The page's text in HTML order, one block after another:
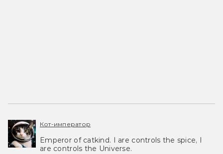
Кот-император
Emperor of catkind. I are controls the spice, I
are controls the Universe.